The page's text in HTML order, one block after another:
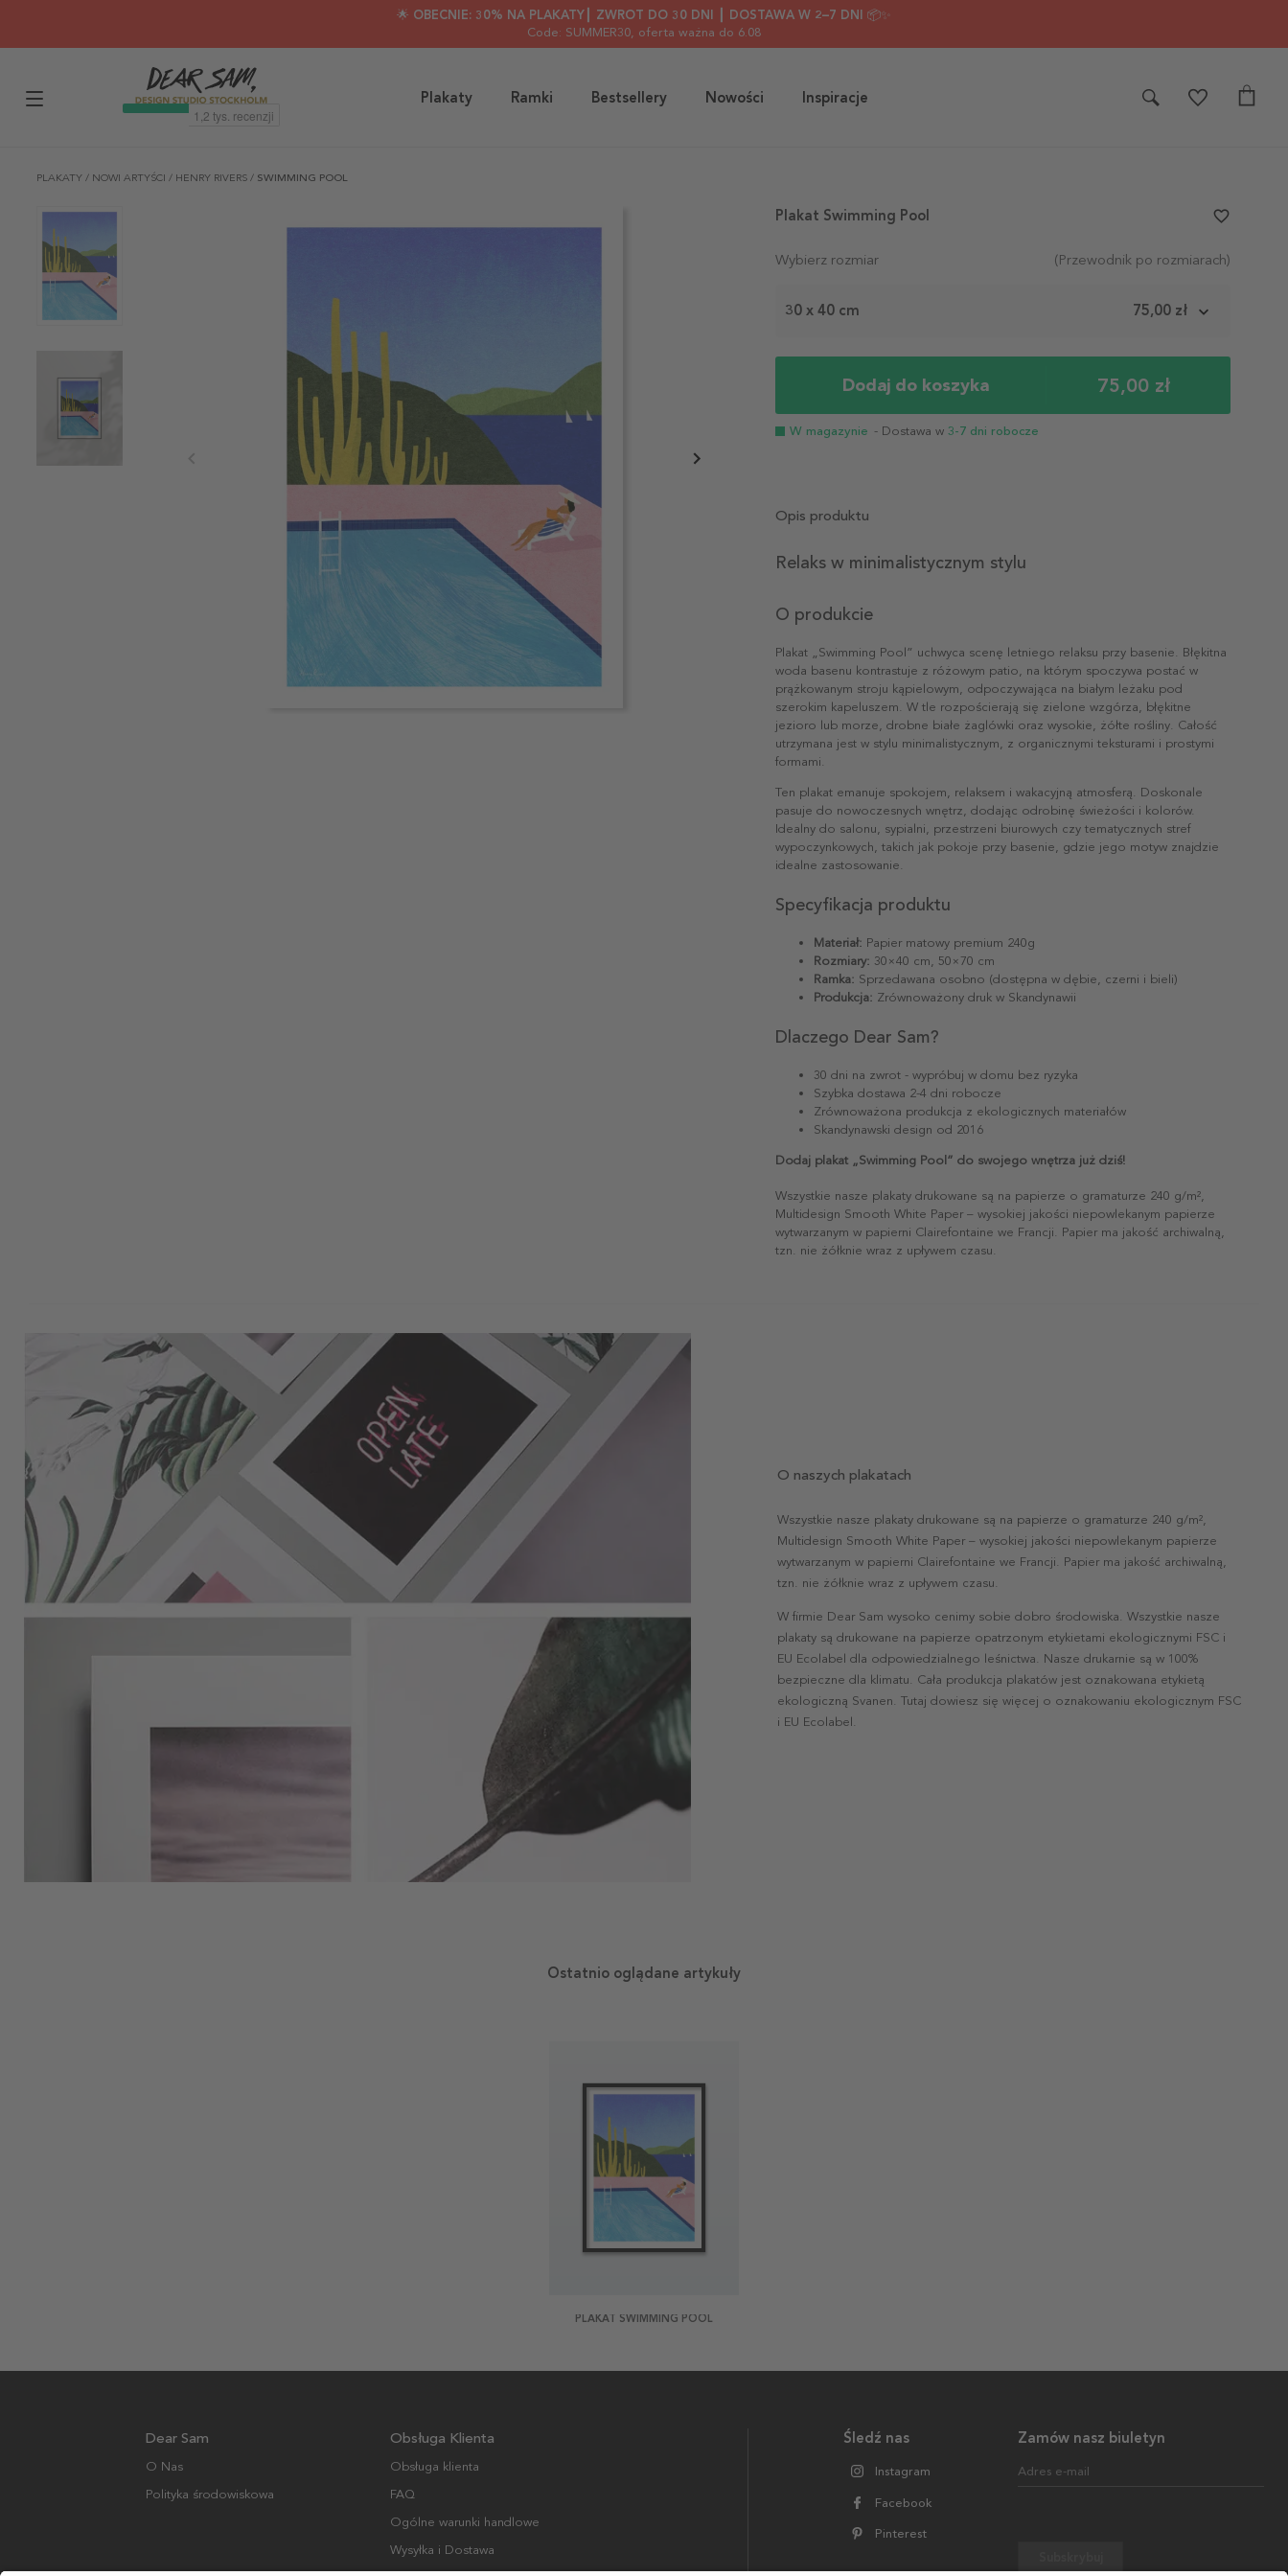
🌟 OBECNIE: 30% NA PLAKATY┃ ZWROT DO 30 DNI ┃ DOSTAWA W 2–7 DNI 📦✨
Code: SUMMER30, oferta ważna do 6.08
Plakaty Ramki Bestsellery Nowości Inspiracje
PLAKATY / NOWI ARTYŚCI / HENRY RIVERS / SWIMMING POOL
Wybierz rozmiar (Przewodnik po rozmiarach)
30 x 40 cm 75,00 zł
Dodaj do koszyka 75,00 zł
W magazynie - Dostawa w 3-7 dni robocze
Plakat Swimming Pool favorite_border
Opis produktu
Relaks w minimalistycznym stylu
O produkcie
Plakat „Swimming Pool” uchwyca scenę letniego relaksu przy basenie. Błękitna
woda basenu kontrastuje z różowym patio, na którym spoczywa postać w
prążkowanym stroju kąpielowym, odpoczywająca na białym leżaku pod
szerokim kapeluszem. W tle rozpościerają się zielone wzgórza, błękitne
jezioro lub morze, drobne białe żaglówki oraz wysokie, żółte rośliny. Całość
utrzymana jest w stylu minimalistycznym, z organicznymi teksturami i prostymi
formami.
Ten plakat emanuje spokojem, relaksem i wakacyjną atmosferą. Doskonale
pasuje do nowoczesnych wnętrz, dodając odrobinę świeżości i kolorów.
Idealny do salonu, sypialni, przestrzeni biurowych czy tematycznych stref
wypoczynkowych, takich jak pokoje przy basenie, gdzie jego motyw znajdzie
idealne zastosowanie.
Specyfikacja produktu
Materiał: Papier matowy premium 240g
Rozmiary: 30×40 cm, 50×70 cm
Ramka: Sprzedawana osobno (dostępna w dębie, czerni i bieli)
Produkcja: Zrównoważony druk w Skandynawii
Dlaczego Dear Sam?
30 dni na zwrot - wypróbuj w domu bez ryzyka
Szybka dostawa 2-4 dni robocze
Zrównoważona produkcja z ekologicznych materiałów
Skandynawski design od 2016
Dodaj plakat „Swimming Pool” do swojego wnętrza już dziś!
Wszystkie nasze plakaty drukowane są na papierze o gramaturze 240 g/m²,
Multidesign Smooth White Paper – wysokiej jakości niepowlekanym papierze
wytwarzanym w papierni Clairefontaine we Francji. Papier ma jakość archiwalną,
tzn. nie żółknie wraz z upływem czasu.
O naszych plakatach
Wszystkie nasze plakaty drukowane są na papierze o gramaturze 240 g/m²,
Multidesign Smooth White Paper – wysokiej jakości niepowlekanym papierze
wytwarzanym w papierni Clairefontaine we Francji. Papier ma jakość archiwalną,
tzn. nie żółknie wraz z upływem czasu.
W firmie Dear Sam wysoko cenimy sobie dobro środowiska. Wszystkie nasze
plakaty są drukowane na papierze opatrzonym etykietami ekologicznymi FSC i
EU Ecolabel dla odpowiedzialnego leśnictwa. Nasze drukarnie są w 100%
bezpieczne dla klimatu. Cała produkcja plakatów jest oznakowana etykietą
ekologiczną Svanen. Tutaj dowiesz się więcej o oznakowaniu ekologicznym FSC
i EU Ecolabel.
Ostatnio oglądane artykuły
PLAKAT SWIMMING POOL
Zamów nasz biuletyn
Adres e-mail
Śledź nas
Instagram
Facebook
Pinterest
Dear Sam
O Nas
Polityka środowiskowa
Obsługa Klienta
Obsługa klienta
FAQ
Ogólne warunki handlowe
Wysyłka i Dostawa